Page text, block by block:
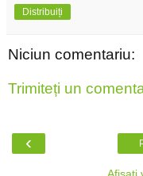
Distribuiți
Niciun comentariu:
Trimiteți un
‹
Afișați